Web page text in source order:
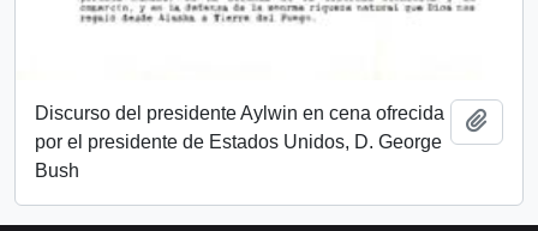
Discurso del presidente Aylwin en cena ofrecida
por el presidente de Estados Unidos, D. George
Bush